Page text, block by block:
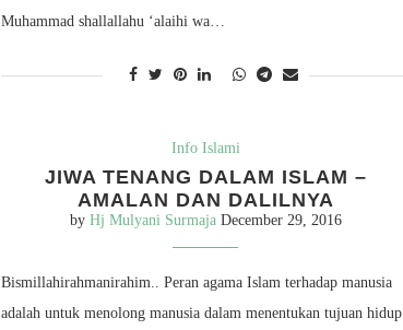
Muhammad shallallahu ‘alaihi wa…
Info Islami
JIWA TENANG DALAM ISLAM –
AMALAN DAN DALILNYA
by Hj Mulyani Surmaja December 29, 2016
Bismillahirahmanirahim.. Peran agama Islam terhadap manusia
adalah untuk menolong manusia dalam menentukan tujuan hidup